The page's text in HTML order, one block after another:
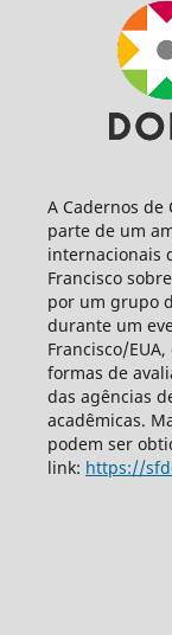
A Cadernos de
parte de um
internacionais
Francisco
por um grupo
durante um
Francisco/
formas de
das agências
acadêmicas.
podem ser
link: https://